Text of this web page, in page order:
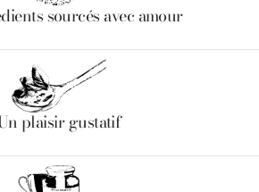
sourcés avec amour
plaisir gustatif